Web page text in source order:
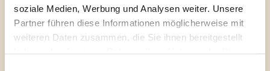
soziale Medien, Werbung und Analysen weiter. Unsere
Partner führen diese Informationen möglicherweise mit
weiteren Daten zusammen, die Sie ihnen bereitgestellt